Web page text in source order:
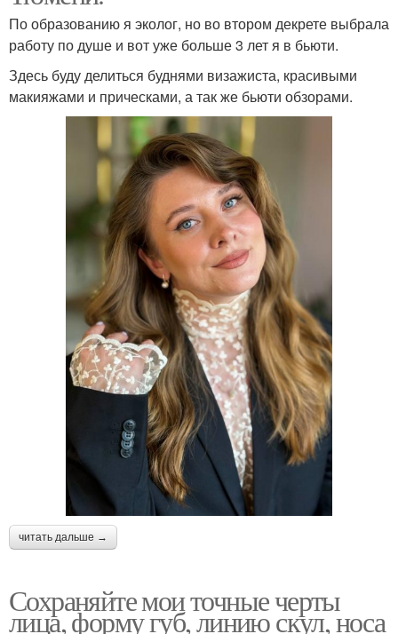
По образованию я эколог, но во втором декрете выбрала
работу по душе и вот уже больше 3 лет я в бьюти.
Здесь буду делиться буднями визажиста, красивыми
макияжами и прическами, а так же бьюти обзорами.
читать дальше →
Сохраняйте мои точные черты
лица, форму губ, линию скул, носа